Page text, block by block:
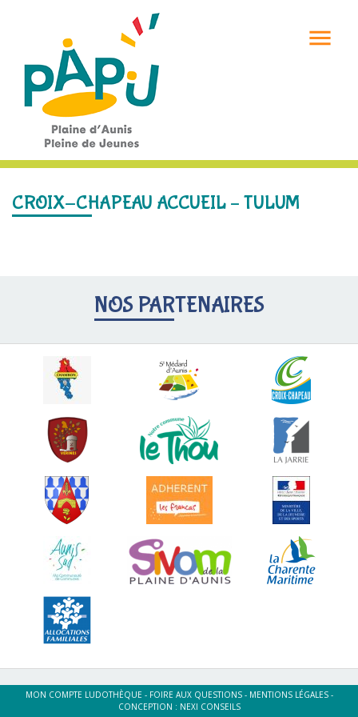

CROIX-CHAPEAU ACCUEIL – TULUM
NOS PARTENAIRES
MON COMPTE LUDOTHÈQUE - FOIRE AUX QUESTIONS- MENTIONS LÉGALES-
CONCEPTION : NEXI CONSEILS